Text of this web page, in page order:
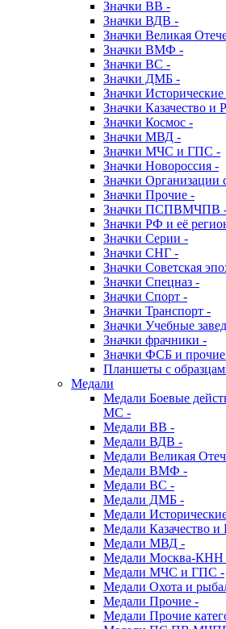
Значки ВВ -
Значки ВДВ -
Значки Великая
Значки ВМФ -
Значки ВС -
Значки ДМБ -
Значки
Значки Казачество и
Значки Космос -
Значки МВД -
Значки МЧС и ГПС -
Значки Новороссия -
Значки Организации
Значки Прочие -
Значки ПСПВМЧПВ
Значки РФ и её
Значки Серии -
Значки СНГ -
Значки Советская
Значки Спецназ -
Значки Спорт -
Значки Транспорт -
Значки Учебные
Значки фрачники -
Значки ФСБ и
Планшеты с
Медали
Медали Боевые
МС -
Медали ВВ -
Медали ВДВ -
Медали Великая
Медали ВМФ -
Медали ВС -
Медали ДМБ -
Медали
Медали Казачество
Медали МВД -
Медали Москва-КНН
Медали МЧС и ГПС -
Медали Охота и
Медали Прочие -
Медали Прочие